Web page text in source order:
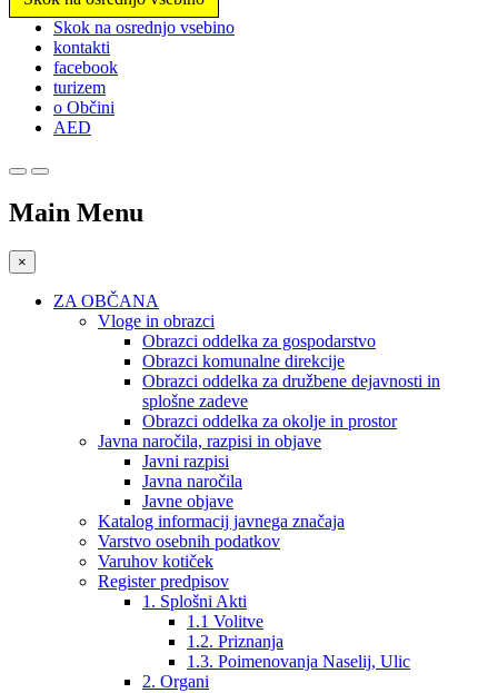
Prosimo,
upoštevajte:
spletno
mesto
vključuje
sistem
Skok na osrednjo vsebino
kontakti
facebook
turizem
o Občini
AED
Main Menu
×
ZA OBČANA
Vloge in obrazci
Obrazci oddelka za gospodarstvo
Obrazci komunalne direkcije
Obrazci oddelka za družbene dejavnosti in
splošne zadeve
Obrazci oddelka za okolje in prostor
Javna naročila, razpisi in objave
Javni razpisi
Javna naročila
Javne objave
Katalog informacij javnega značaja
Varstvo osebnih podatkov
Varuhov kotiček
Register predpisov
1. Splošni Akti
1.1 Volitve
1.2. Priznanja
1.3. Poimenovanja Naselij, Ulic
2. Organi